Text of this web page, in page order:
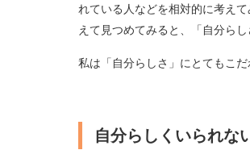
れている人などを相対的に考え
えて見つめてみると、「自分らし
私は「自分らしさ」にとてもこだ
自分らしくいられな